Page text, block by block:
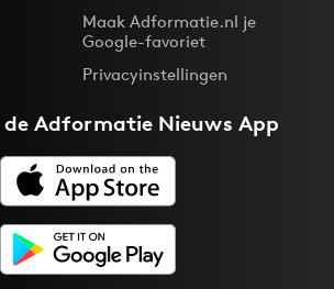
Maak Adformatie.nl je
Google-favoriet
Privacyinstellingen
deAdformatie Nieuws App